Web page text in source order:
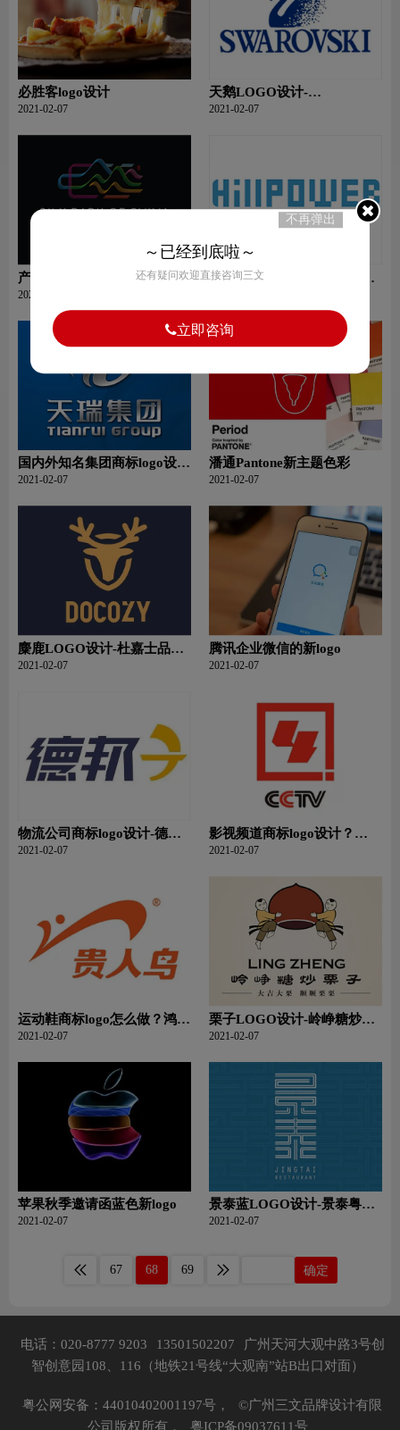
必胜客logo设计
2021-02-07
天鹅LOGO设计-
SWAROVSKI施华洛世奇品
2021-02-07
产业园品牌logo设计:中丝园
logo商标
2021-02-07
马赛克LOGO设计-硒宝品牌
国内外知名集团商标logo设
计？腾龙集团品牌logo设计
2021-02-07
潘通Pantone新主题色彩
2021-02-07
麋鹿LOGO设计-杜嘉士品牌
logo设计
2021-02-07
腾讯企业微信的新logo
2021-02-07
物流公司商标logo设计-德邦
物流公司品牌logo设计
2021-02-07
影视频道商标logo设计？
CCTV-4 国际中文频道品牌
2021-02-07
运动鞋商标logo怎么做？鸿星
尔克-耐克-特步-锐步运动鞋
2021-02-07
栗子LOGO设计-岭峥糖炒栗
子品牌logo设计
2021-02-07
苹果秋季邀请函蓝色新logo
2021-02-07
景泰蓝LOGO设计-景泰粤品
牌logo设计
2021-02-07
67 68 69 确定
电话：020-8777 9203 13501502207
广州天河大观中路3号创
智创意园108、116（地铁21号线“大观南”站B出口对面）
粤公网安备：44010402001197号，
©广州三文品牌设计有限
公司版权所有，
粤ICP备09037611号
不再弹出
～已经到底啦～
还有疑问欢迎直接咨询三文
立即咨询